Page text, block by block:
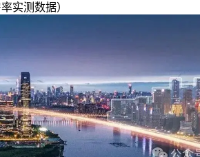
实测数据）